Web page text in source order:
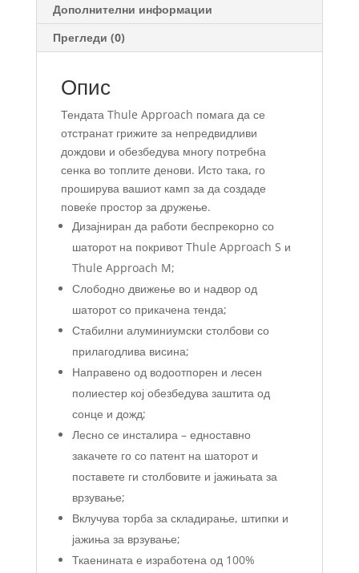
Дополнителни информации
Прегледи (0)
Опис
Тендата Thule Approach помага да се
отстранат грижите за непредвидливи
дождови и обезбедува многу потребна
сенка во топлите денови. Исто така, го
проширува вашиот камп за да создаде
повеќе простор за дружење.
Дизајниран да работи беспрекорно со
шаторот на покривот Thule Approach S и
Thule Approach M;
Слободно движење во и надвор од
шаторот со прикачена тенда;
Стабилни алуминиумски столбови со
прилагодлива висина;
Направено од водоотпорен и лесен
полиестер кој обезбедува заштита од
сонце и дожд;
Лесно се инсталира – едноставно
закачете го со патент на шаторот и
поставете ги столбовите и јажињата за
врзување;
Вклучува торба за складирање, штипки и
јажиња за врзување;
Ткаенината е изработена од 100%